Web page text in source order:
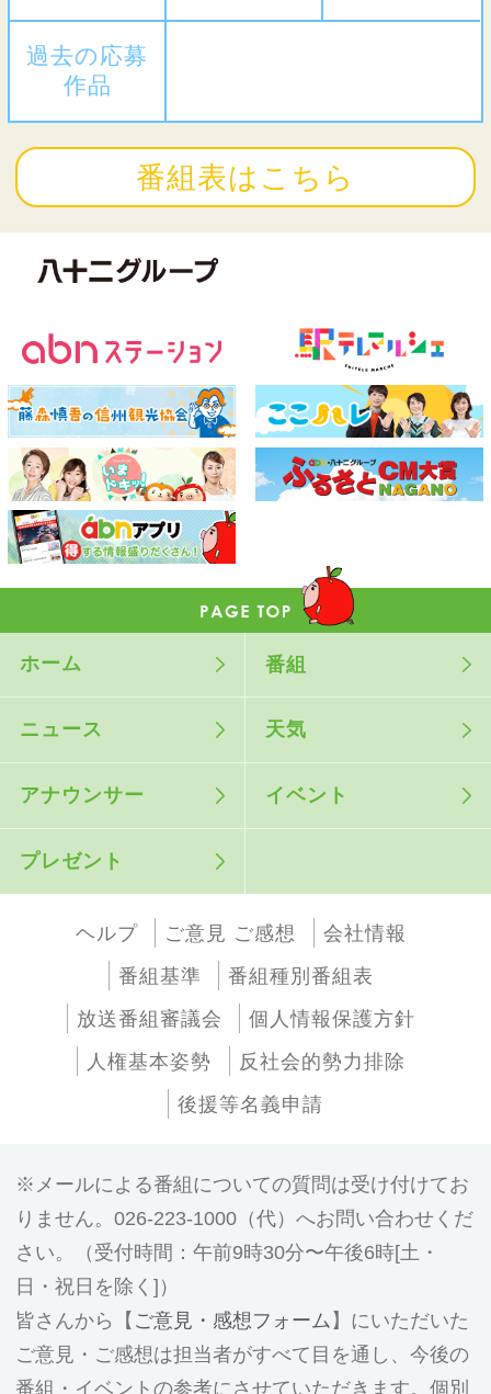
過去の応募
作品
番組表はこちら
ホーム 番組
ニュース 天気
アナウンサー イベント
プレゼント
ヘルプ ご意見 ご感想
会社情報
番組基準
番組種別番組表
放送番組審議会
個人情報保護方針
人権基本姿勢
反社会的勢力排除
後援等名義申請
メールによる番組についての質問は受け付けてお
りません。026-223-1000（代）へお問い合わせくだ
さい。（受付時間：午前9時30分〜午後6時[土・
日・祝日を除く]）
皆さんから【 ご意見・感想フォーム 】にいただいた
ご意見・ご感想は担当者がすべて目を通し、今後の
番組・イベントの参考にさせていただきます。個別